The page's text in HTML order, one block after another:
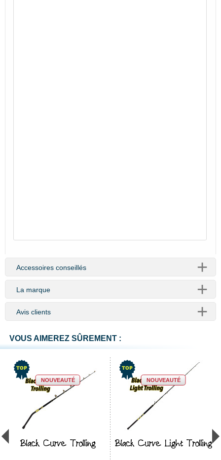
Accessoires conseillés
La marque
Avis clients
VOUS AIMEREZ SÛREMENT :
NOUVEAUTÉ
Black Curve Trolling
NOUVEAUTÉ
Black Curve Light Trolling